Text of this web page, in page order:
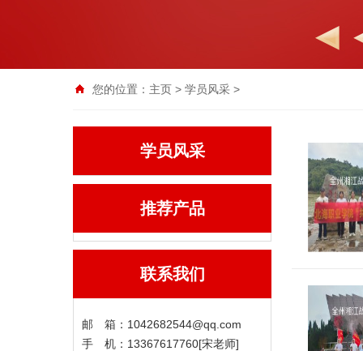
您的位置： 主页 > 学员风采 >
学员风采
推荐产品
联系我们
邮 箱：1042682544@qq.com
手 机：13367617760[宋老师]